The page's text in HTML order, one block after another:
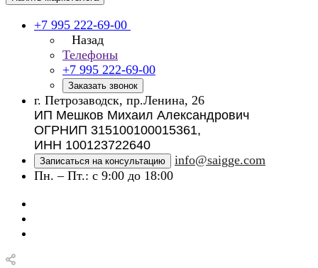
+7 995 222-69-00
Назад
Телефоны
+7 995 222-69-00
Заказать звонок
г. Петрозаводск, пр.Ленина, 26
ИП Мешков Михаил Александрович
ОГРНИП 315100100015361,
ИНН 100123722640
Записаться на консультацию
info@saigge.com
Пн. – Пт.: с 9:00 до 18:00